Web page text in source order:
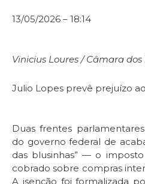
13/05/2026 – 18:14
Vinicius Loures / Câmara
Julio Lopes prevê prejuízo
Duas frentes
do governo federal de
das blusinhas” — o
cobrado sobre compras
A isenção foi formalizada